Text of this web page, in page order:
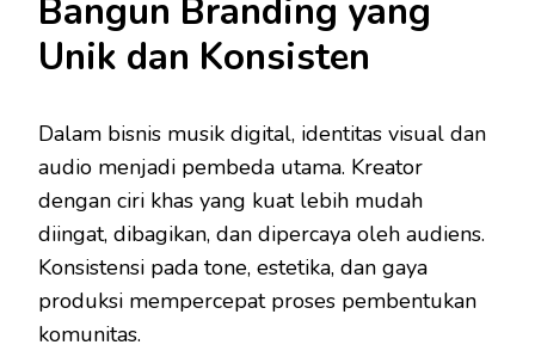
Bangun Branding yang
Unik dan Konsisten
Dalam bisnis musik digital, identitas visual dan
audio menjadi pembeda utama. Kreator
dengan ciri khas yang kuat lebih mudah
diingat, dibagikan, dan dipercaya oleh audiens.
Konsistensi pada tone, estetika, dan gaya
produksi mempercepat proses pembentukan
komunitas.